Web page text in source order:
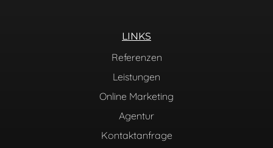
LINKS
Referenzen
Leistungen
Online Marketing
Agentur
Kontaktanfrage